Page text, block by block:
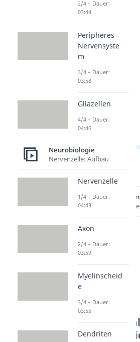
Lernen
Entdecke
Weitere
2/4 – Dauer:
03:44
Peripheres
Nervensyste
m
3/4 – Dauer:
03:58
Gliazellen
4/4 – Dauer:
04:46
Neurobiologie
Nervenzelle: Aufbau
Nervenzelle
1/4 – Dauer:
04:43
Axon
2/4 – Dauer:
03:59
Myelinscheid
e
3/4 – Dauer:
03:55
Dendriten